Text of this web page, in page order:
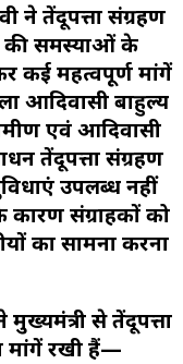
ने तेंदूपत्ता संग्रहण
की समस्याओं के
कई महत्वपूर्ण मांगें
आदिवासी बाहुल्य
एवं आदिवासी
तेंदूपत्ता संग्रहण
उपलब्ध नहीं
संग्राहकों को
का सामना करना
से तेंदूपत्ता
मांगें रखी हैं—